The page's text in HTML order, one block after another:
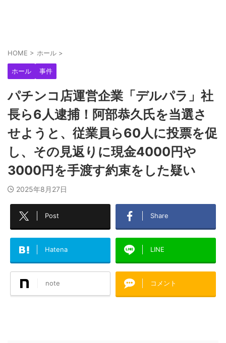
HOME > ホール >
ホール 事件
パチンコ店運営企業「デルパラ」社
長ら6人逮捕！阿部恭久氏を当選さ
せようと、従業員ら60人に投票を促
し、その見返りに現金4000円や
3000円を手渡す約束をした疑い
2025年8月27日
Post Share
Hatena LINE
note コメント